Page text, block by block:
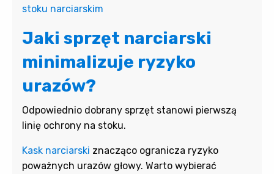
stoku narciarskim
Jaki sprzęt narciarski
minimalizuje ryzyko
urazów?
Odpowiednio dobrany sprzęt stanowi pierwszą
linię ochrony na stoku.
Kask narciarski znacząco ogranicza ryzyko
poważnych urazów głowy. Warto wybierać